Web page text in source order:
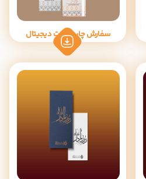
سفارش چاپ تراکت دیجیتال